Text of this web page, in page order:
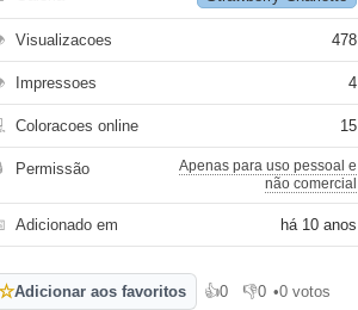
Visualizacoes 478
Impressoes 4
Coloracoes online 15
Permissão
Apenas para uso pessoal e
não comercial
Adicionado em há 10 anos
Adicionar aos favoritos 👍0
Gosto 👎0
Não gosto
•0 votos